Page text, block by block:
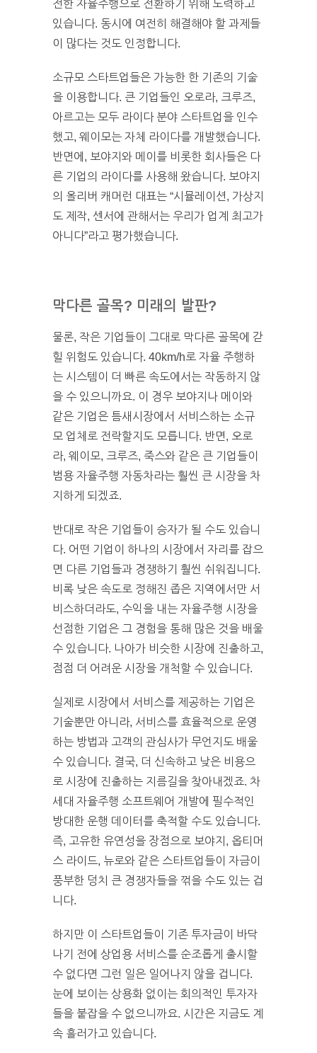
전한 자율주행으로 전환하기 위해 노력하고
있습니다. 동시에 여전히 해결해야 할 과제들
이 많다는 것도 인정합니다.
소규모 스타트업들은 가능한 한 기존의 기술
을 이용합니다. 큰 기업들인 오로라, 크루즈,
아르고는 모두 라이다 분야 스타트업을 인수
했고, 웨이모는 자체 라이다를 개발했습니다.
반면에, 보야지와 메이를 비롯한 회사들은 다
른 기업의 라이다를 사용해 왔습니다. 보야지
의 올리버 캐머런 대표는 “시뮬레이션, 가상지
도 제작, 센서에 관해서는 우리가 업계 최고가
아니다”라고 평가했습니다.
막다른 골목? 미래의 발판?
물론, 작은 기업들이 그대로 막다른 골목에 갇
힐 위험도 있습니다. 40km/h로 자율 주행하
는 시스템이 더 빠른 속도에서는 작동하지 않
을 수 있으니까요. 이 경우 보야지나 메이와
같은 기업은 틈새시장에서 서비스하는 소규
모 업체로 전락할지도 모릅니다. 반면, 오로
라, 웨이모, 크루즈, 죽스와 같은 큰 기업들이
범용 자율주행 자동차라는 훨씬 큰 시장을 차
지하게 되겠죠.
반대로 작은 기업들이 승자가 될 수도 있습니
다. 어떤 기업이 하나의 시장에서 자리를 잡으
면 다른 기업들과 경쟁하기 훨씬 쉬워집니다.
비록 낮은 속도로 정해진 좁은 지역에서만 서
비스하더라도, 수익을 내는 자율주행 시장을
선점한 기업은 그 경험을 통해 많은 것을 배울
수 있습니다. 나아가 비슷한 시장에 진출하고,
점점 더 어려운 시장을 개척할 수 있습니다.
실제로 시장에서 서비스를 제공하는 기업은
기술뿐만 아니라, 서비스를 효율적으로 운영
하는 방법과 고객의 관심사가 무언지도 배울
수 있습니다. 결국, 더 신속하고 낮은 비용으
로 시장에 진출하는 지름길을 찾아내겠죠. 차
세대 자율주행 소프트웨어 개발에 필수적인
방대한 운행 데이터를 축적할 수도 있습니다.
즉, 고유한 유연성을 장점으로 보야지, 옵티머
스 라이드, 뉴로와 같은 스타트업들이 자금이
풍부한 덩치 큰 경쟁자들을 꺾을 수도 있는 겁
니다.
하지만 이 스타트업들이 기존 투자금이 바닥
나기 전에 상업용 서비스를 순조롭게 출시할
수 없다면 그런 일은 일어나지 않을 겁니다.
눈에 보이는 상용화 없이는 회의적인 투자자
들을 붙잡을 수 없으니까요. 시간은 지금도 계
속 흘러가고 있습니다.